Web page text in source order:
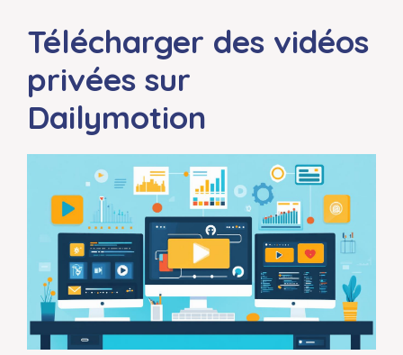
Télécharger des vidéos
privées sur
Dailymotion